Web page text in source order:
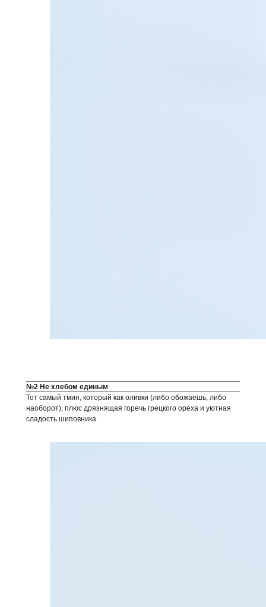
№2 Не хлебом единым
Тот самый тмин, который как оливки (либо обожаешь, либо
наоборот), плюс дрязнящая горечь грецкого ореха и уютная
сладость шиповника.